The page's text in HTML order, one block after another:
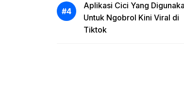
Aplikasi Cici Yang
Untuk Ngobrol Kini Viral di
Tiktok